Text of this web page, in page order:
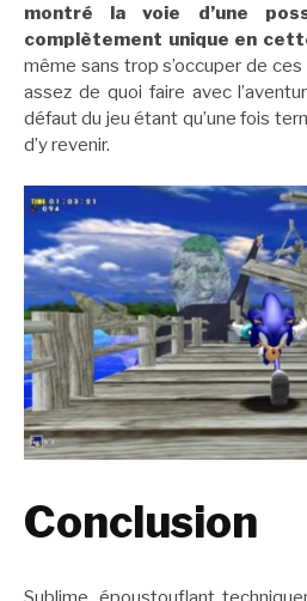
montré la voie d’une
complètement unique en
même sans trop s’occuper de ces
assez de quoi faire avec
défaut du jeu étant qu’une fois
d’y revenir.
Conclusion